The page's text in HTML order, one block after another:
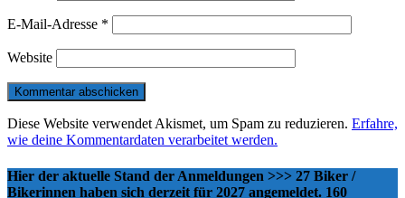
E-Mail-Adresse *
Website
Diese Website verwendet Akismet, um Spam zu reduzieren. Erfahre,
wie deine Kommentardaten verarbeitet werden.
Hier der aktuelle Stand der Anmeldungen >>> 27 Biker /
Bikerinnen haben sich derzeit für 2027 angemeldet. 160